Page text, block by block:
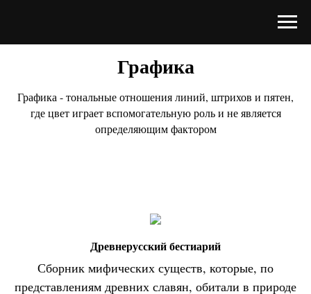
Графика
Графика - тональные отношения линий, штрихов и пятен,
где цвет играет вспомогательную роль и не является
определяющим фактором
Древнерусский бестиарий
Сборник мифических существ, которые, по
представлениям древних славян, обитали в природе